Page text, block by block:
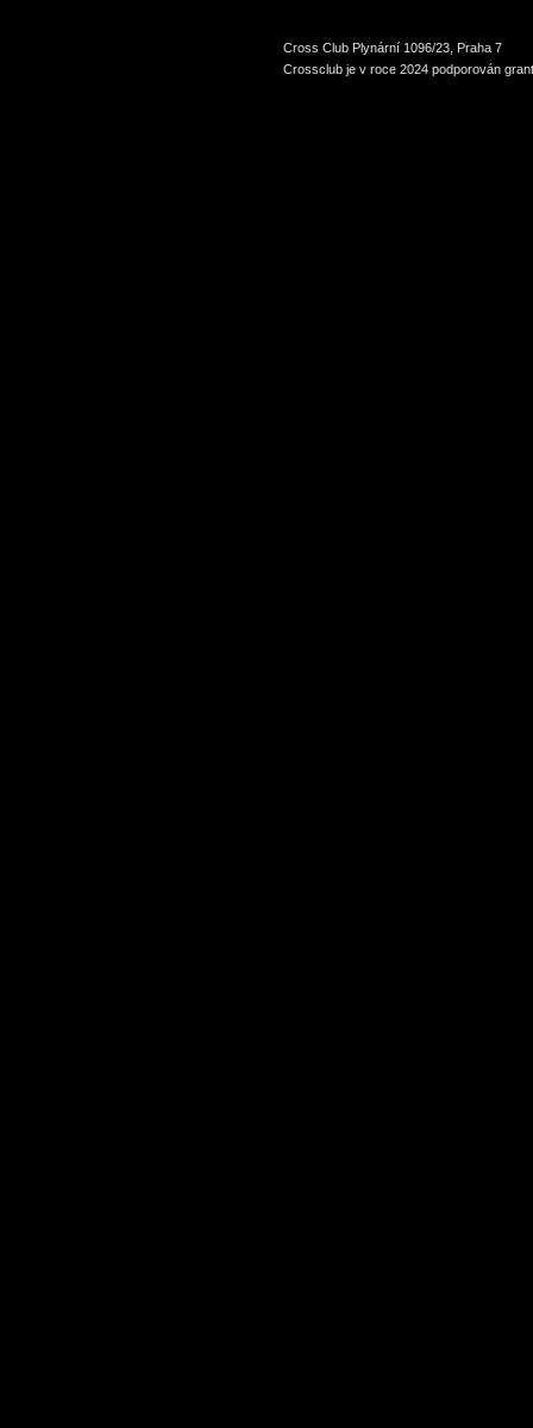
Cross Club Plynární 1096/23, Praha 7
Crossclub je v roce 2024 podporován